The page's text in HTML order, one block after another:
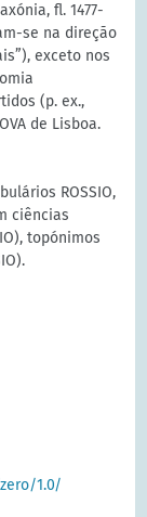
fl. 1477-
se na direção
exceto nos
(p. ex.,
de Lisboa.
ROSSIO,
ciências
topónimos
1.0/